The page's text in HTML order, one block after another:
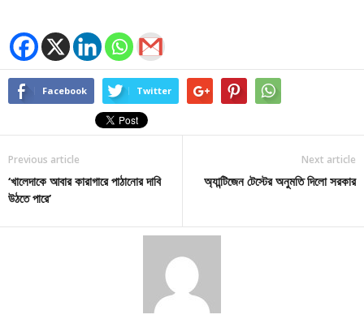
Facebook Twitter
Previous article
‘খালেদাকে আবার কারাগারে পাঠানোর দাবি
উঠতে পারে’
Next article
অ্যান্টিজেন টেস্টের অনুমতি দিলো সরকার